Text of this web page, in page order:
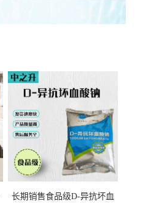
长期销售食品级D-异抗坏血